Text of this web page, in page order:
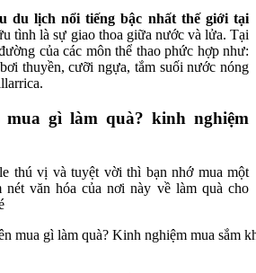
du lịch nổi tiếng bậc nhất thế giới tại
tình là sự giao thoa giữa nước và lửa. Tại
của các môn thể thao phức hợp như:
thuyền, cưỡi ngựa, tắm suối nước nóng
gì làm quà? kinh nghiệm
thú vị và tuyệt vời thì bạn nhớ mua một
nét văn hóa của nơi này về làm quà cho